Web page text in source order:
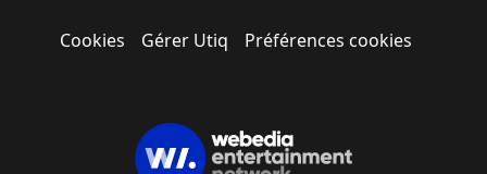
Cookies Gérer Utiq Préférences cookies